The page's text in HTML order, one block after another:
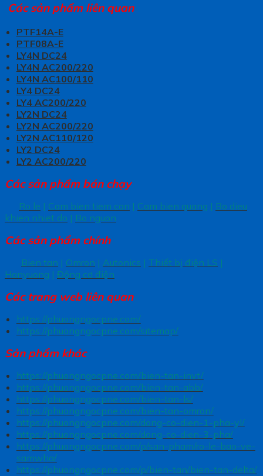
Các sản phẩm liên quan
PTF14A-E
PTF08A-E
LY4N DC24
LY4N AC200/220
LY4N AC100/110
LY4 DC24
LY4 AC200/220
LY2N DC24
LY2N AC200/220
LY2N AC110/120
LY2 DC24
LY2 AC200/220
Các sản phẩm bán chạy
Ro le | Cam bien tiem can | Cam bien quang | Bo dieu
khien nhiet do | Bo nguon
Các sản phẩm chính
Bien tan | Omron | Autonics | Thiết bị điện LS |
Hanyuong | Động cơ điện
Các trang web liên quan
https://phuongngocpne.com/
https://phuongngocpne.com/sitemap/
Sản phẩm khác
https://phuongngocpne.com/bien-tan-invt/
https://phuongngocpne.com/bien-tan-abb/
https://phuongngocpne.com/bien-tan-ls/
https://phuongngocpne.com/bien-tan-omron/
https://phuongngocpne.com/dong-co-dien-1-pha-yl/
https://phuongngocpne.com/dong-co-dien-3-pha/
https://phuongngocpne.com/p/san-pham/ro-le-bao-ve-
samwha/
https://phuongngocpne.com/p/bien-tan/bien-tan-delta/